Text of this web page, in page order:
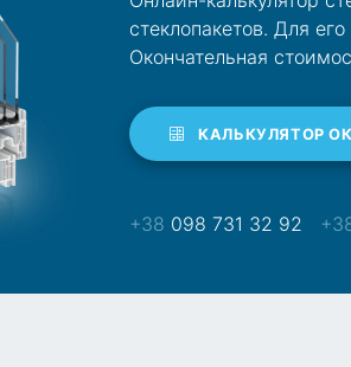
стеклопакетов. Для
Окончательная
КАЛЬКУЛЯТОР
+38 098 731 32 92